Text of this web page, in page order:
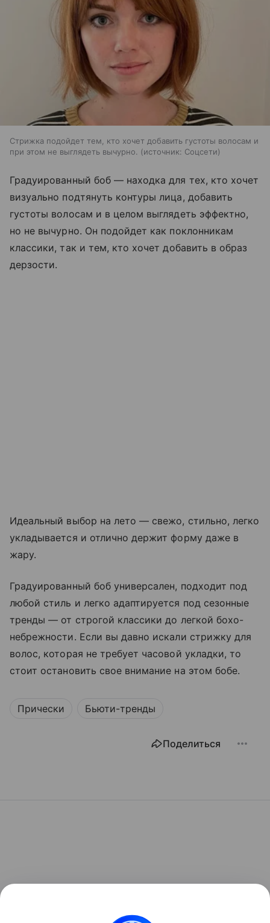
Стрижка подойдет тем, кто хочет добавить густоты волосам и
при этом не выглядеть вычурно.
источник: Соцсети
Градуированный боб — находка для тех, кто хочет
визуально подтянуть контуры лица, добавить
густоты волосам и в целом выглядеть эффектно,
но не вычурно. Он подойдет как поклонникам
классики, так и тем, кто хочет добавить в образ
дерзости.
Идеальный выбор на лето — свежо, стильно, легко
укладывается и отлично держит форму даже в
жару.
Градуированный боб универсален, подходит под
любой стиль и легко адаптируется под сезонные
тренды — от строгой классики до легкой бохо-
небрежности. Если вы давно искали стрижку для
волос, которая не требует часовой укладки, то
стоит остановить свое внимание на этом бобе.
Прически Бьюти-тренды
Поделиться